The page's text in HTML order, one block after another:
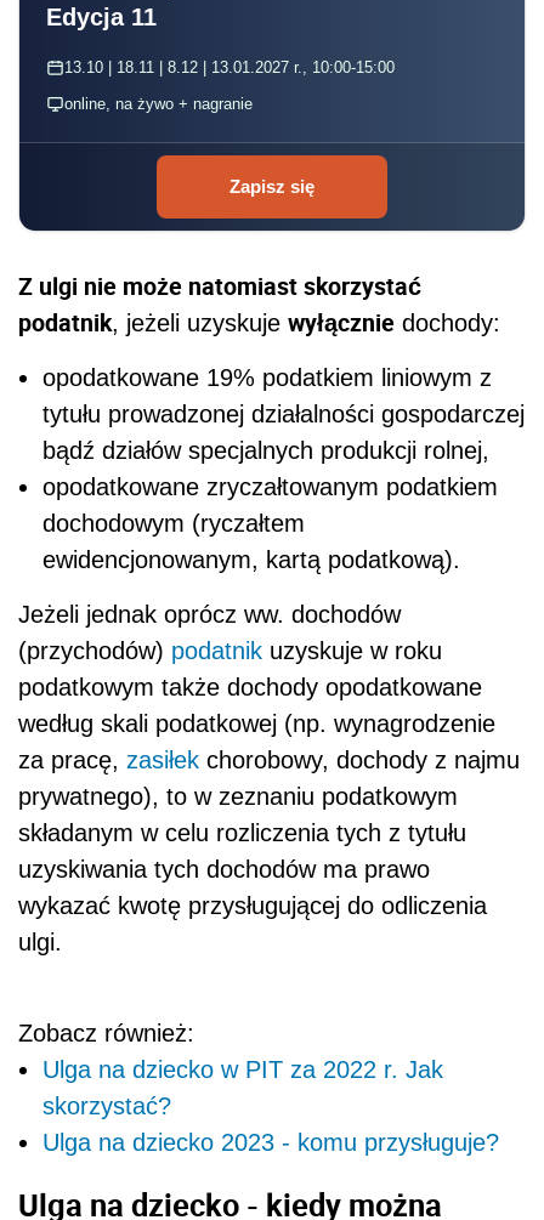
Edycja 11
13.10 | 18.11 | 8.12 | 13.01.2027 r., 10:00-15:00
online, na żywo + nagranie
Zapisz się
Z ulgi nie może natomiast skorzystać
podatnik, jeżeli uzyskuje wyłącznie dochody:
opodatkowane 19% podatkiem liniowym z
tytułu prowadzonej działalności gospodarczej
bądź działów specjalnych produkcji rolnej,
opodatkowane zryczałtowanym podatkiem
dochodowym (ryczałtem
ewidencjonowanym, kartą podatkową).
Jeżeli jednak oprócz ww. dochodów
(przychodów) podatnik uzyskuje w roku
podatkowym także dochody opodatkowane
według skali podatkowej (np. wynagrodzenie
za pracę, zasiłek chorobowy, dochody z najmu
prywatnego), to w zeznaniu podatkowym
składanym w celu rozliczenia tych z tytułu
uzyskiwania tych dochodów ma prawo
wykazać kwotę przysługującej do odliczenia
ulgi.
Zobacz również:
Ulga na dziecko w PIT za 2022 r. Jak
skorzystać?
Ulga na dziecko 2023 - komu przysługuje?
Ulga na dziecko - kiedy można